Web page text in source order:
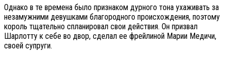
Однако в те времена было признаком дурного тона ухаживать за
незамужними девушками благородного происхождения, поэтому
король тщательно спланировал свои действия. Он призвал
Шарлотту к себе во двор, сделал ее фрейлиной Марии Медичи,
своей супруги.